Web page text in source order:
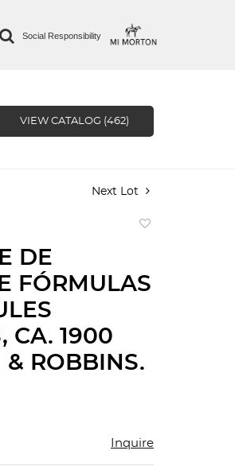
Social Responsibility
VIEW CATALOG (462)
Next Lot
DE
FÓRMULAS
CA. 1900
& ROBBINS.
Inquire